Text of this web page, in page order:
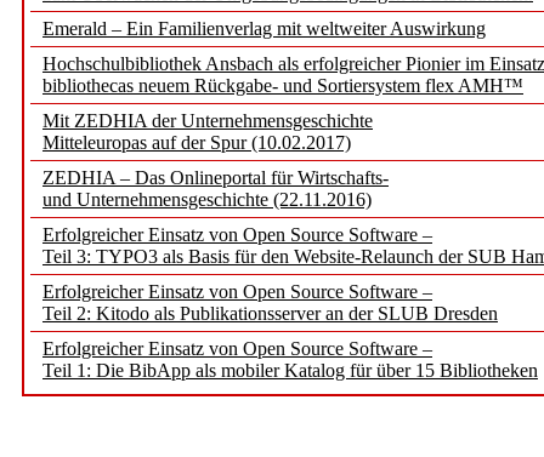
Emerald – Ein Familienverlag mit weltweiter Auswirkung
Hochschulbibliothek Ansbach als erfolgreicher Pionier im
bibliothecas neuem Rückgabe- und Sortiersystem flex AMH™
Mit ZEDHIA der Unternehmensgeschichte
Mitteleuropas auf der Spur (10.02.2017)
ZEDHIA – Das Onlineportal für Wirtschafts-
und Unternehmensgeschichte (22.11.2016)
Erfolgreicher Einsatz von Open Source Software –
Teil 3: TYPO3 als Basis für den Website-Relaunch der SUB
Erfolgreicher Einsatz von Open Source Software –
Teil 2: Kitodo als Publikationsserver an der SLUB Dresden
Erfolgreicher Einsatz von Open Source Software –
Teil 1: Die BibApp als mobiler Katalog für über 15 Bibliotheken